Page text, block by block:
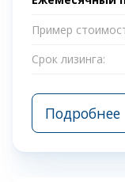
Пример
Срок лизинга:
Подробнее